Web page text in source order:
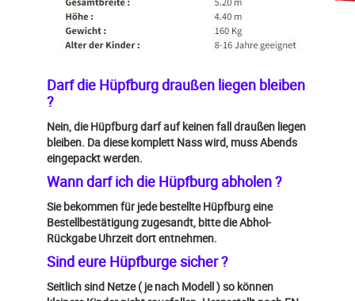
Darf die Hüpfburg draußen liegen bleiben
?
Nein, die Hüpfburg darf auf keinen fall draußen liegen
bleiben. Da diese komplett Nass wird, muss Abends
eingepackt werden.
Wann darf ich die Hüpfburg abholen ?
Sie bekommen für jede bestellte Hüpfburg eine
Bestellbestätigung zugesandt, bitte die Abhol-
Rückgabe Uhrzeit dort entnehmen.
Sind eure Hüpfburge sicher ?
Seitlich sind Netze ( je nach Modell ) so können